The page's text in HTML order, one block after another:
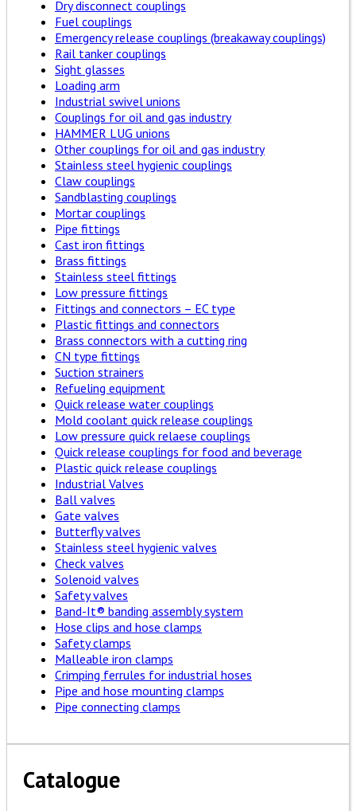
Dry disconnect couplings
Fuel couplings
Emergency release couplings (breakaway couplings)
Rail tanker couplings
Sight glasses
Loading arm
Industrial swivel unions
Couplings for oil and gas industry
HAMMER LUG unions
Other couplings for oil and gas industry
Stainless steel hygienic couplings
Claw couplings
Sandblasting couplings
Mortar couplings
Pipe fittings
Cast iron fittings
Brass fittings
Stainless steel fittings
Low pressure fittings
Fittings and connectors – EC type
Plastic fittings and connectors
Brass connectors with a cutting ring
CN type fittings
Suction strainers
Refueling equipment
Quick release water couplings
Mold coolant quick release couplings
Low pressure quick relaese couplings
Quick release couplings for food and beverage
Plastic quick release couplings
Industrial Valves
Ball valves
Gate valves
Butterfly valves
Stainless steel hygienic valves
Check valves
Solenoid valves
Safety valves
Band-It® banding assembly system
Hose clips and hose clamps
Safety clamps
Malleable iron clamps
Crimping ferrules for industrial hoses
Pipe and hose mounting clamps
Pipe connecting clamps
Catalogue